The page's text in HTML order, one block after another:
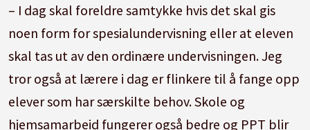
– I dag skal foreldre samtykke hvis det skal gis
noen form for spesialundervisning eller at eleven
skal tas ut av den ordinære undervisningen. Jeg
tror også at lærere i dag er flinkere til å fange opp
elever som har særskilte behov. Skole og
hjemsamarbeid fungerer også bedre og PPT blir